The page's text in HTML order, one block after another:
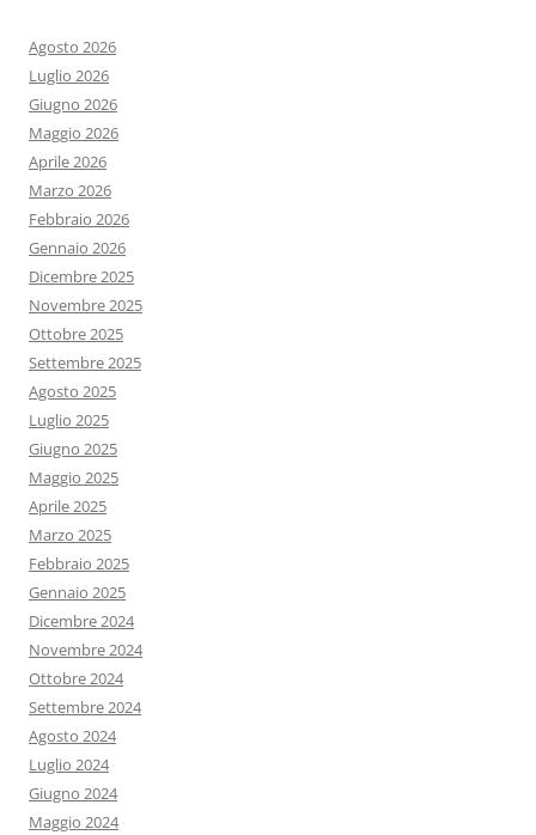
Agosto 2026
Luglio 2026
Giugno 2026
Maggio 2026
Aprile 2026
Marzo 2026
Febbraio 2026
Gennaio 2026
Dicembre 2025
Novembre 2025
Ottobre 2025
Settembre 2025
Agosto 2025
Luglio 2025
Giugno 2025
Maggio 2025
Aprile 2025
Marzo 2025
Febbraio 2025
Gennaio 2025
Dicembre 2024
Novembre 2024
Ottobre 2024
Settembre 2024
Agosto 2024
Luglio 2024
Giugno 2024
Maggio 2024